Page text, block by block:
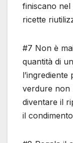
finiscano
ricette
#7 Non è
quantità di
verdure non
diventare il
il